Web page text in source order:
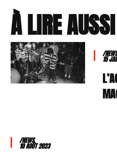
À LIRE AUSSI
/
15
/NEWS
10 AOÛT 2023